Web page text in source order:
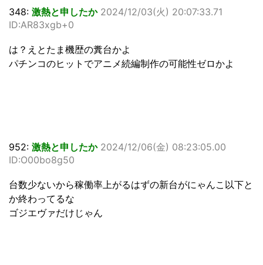
348: 激熱と申したか 2024/12/03(火) 20:07:33.71
ID:AR83xgb+0
は？えとたま機歴の糞台かよ
パチンコのヒットでアニメ続編制作の可能性ゼロかよ
952: 激熱と申したか 2024/12/06(金) 08:23:05.00
ID:O00bo8g50
台数少ないから稼働率上がるはずの新台がにゃんこ以下と
か終わってるな
ゴジエヴァだけじゃん